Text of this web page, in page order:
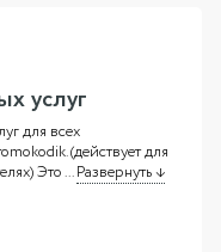
услуг
для всех
(действует для
Это...Развернуть ↓